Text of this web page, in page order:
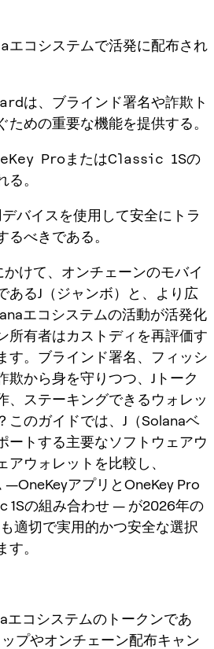
エコシステムで活発に配布され
は、ブラインド署名や詐欺ト
ための重要な機能を提供する。
ProまたはClassic 1Sの
。
バイスを使用して安全にトラ
るべきである。
けて、オンチェーンのモバイ
あるJ（ジャンボ）と、より広
エコシステムの活動が活発化
所有者はカストディを再評価す
す。ブラインド署名、フィッシ
欺から身を守りつつ、Jトーク
、ステーキングできるウォレッ
このガイドでは、J（Solanaベ
ートする主要なソフトウェアウ
アウォレットを比較し、
—OneKeyアプリとOneKey Pro
1Sの組み合わせ — が2026年の
適切で実用的かつ安全な選択
。
エコシステムのトークンであ
プやオンチェーン配布キャン